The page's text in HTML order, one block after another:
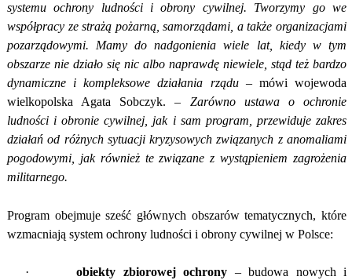
systemu ochrony ludności i obrony cywilnej. Tworzymy go we
współpracy ze strażą pożarną, samorządami, a także organizacjami
pozarządowymi. Mamy do nadgonienia wiele lat, kiedy w tym
obszarze nie działo się nic albo naprawdę niewiele, stąd też bardzo
dynamiczne i kompleksowe działania rządu– mówi wojewoda
wielkopolska Agata Sobczyk. – Zarówno ustawa o ochronie
ludności i obronie cywilnej, jak i sam program, przewiduje zakres
działań od różnych sytuacji kryzysowych związanych z anomaliami
pogodowymi, jak również te związane z wystąpieniem zagrożenia
militarnego.
Program obejmuje sześć głównych obszarów tematycznych, które
wzmacniają system ochrony ludności i obrony cywilnej w Polsce:
· obiekty zbiorowej ochrony – budowa nowych i